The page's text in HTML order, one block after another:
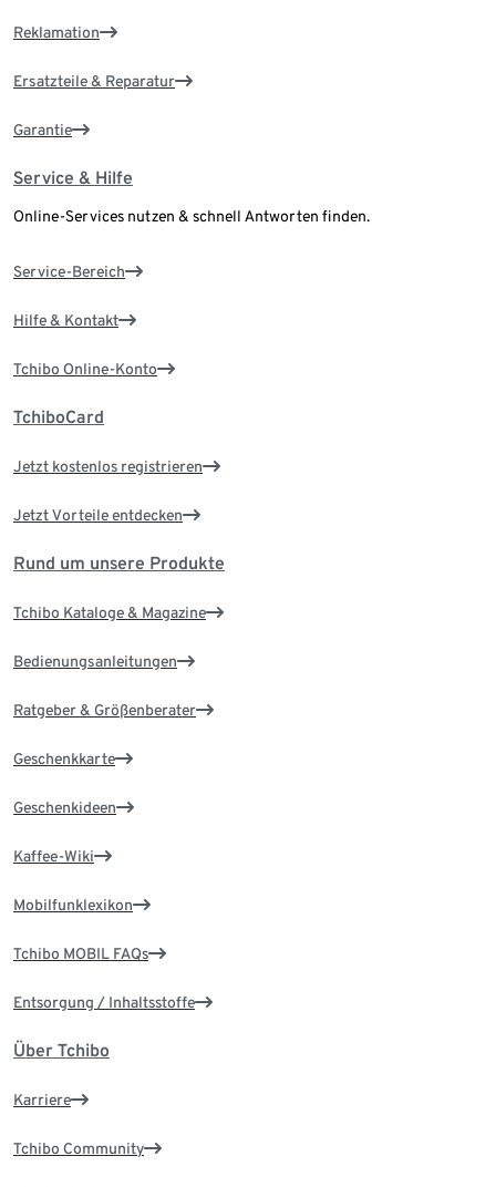
Reklamation
Ersatzteile & Reparatur
Garantie
Service & Hilfe
Online-Services nutzen & schnell Antworten finden.
Service-Bereich
Hilfe & Kontakt
Tchibo Online-Konto
TchiboCard
Jetzt kostenlos registrieren
Jetzt Vorteile entdecken
Rund um unsere Produkte
Tchibo Kataloge & Magazine
Bedienungsanleitungen
Ratgeber & Größenberater
Geschenkkarte
Geschenkideen
Kaffee-Wiki
Mobilfunklexikon
Tchibo MOBIL FAQs
Entsorgung / Inhaltsstoffe
Über Tchibo
Karriere
Tchibo Community